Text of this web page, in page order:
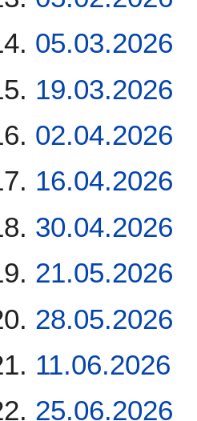
05.03.2026
19.03.2026
02.04.2026
16.04.2026
30.04.2026
21.05.2026
28.05.2026
11.06.2026
25.06.2026